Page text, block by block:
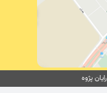
پژوه